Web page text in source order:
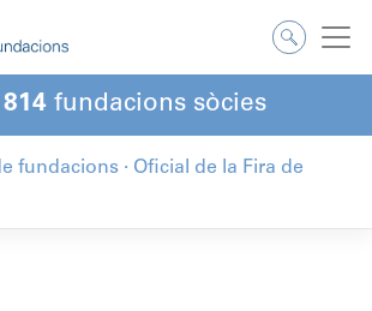
814 fundacions sòcies
fundacions · Oficial de la Fira de